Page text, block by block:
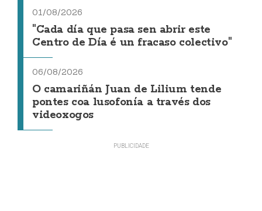
01/08/2026
"Cada día que pasa sen abrir este
Centro de Día é un fracaso colectivo"
06/08/2026
O camariñán Juan de Lilium tende
pontes coa lusofonía a través dos
videoxogos